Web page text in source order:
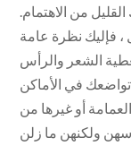
من الاهتمام.
، فإليك نظرة عامة
الشعر والرأس
تواضعك في الأماكن
أو غيرها من
ولكنهن ما زلن